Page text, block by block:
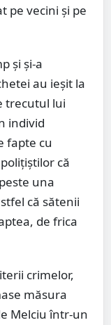
pe vecini și pe
și și-a
au ieșit la
trecutul lui
individ
fapte cu
că
una
că sătenii
de frica
crimelor,
măsura
Melciu într-un